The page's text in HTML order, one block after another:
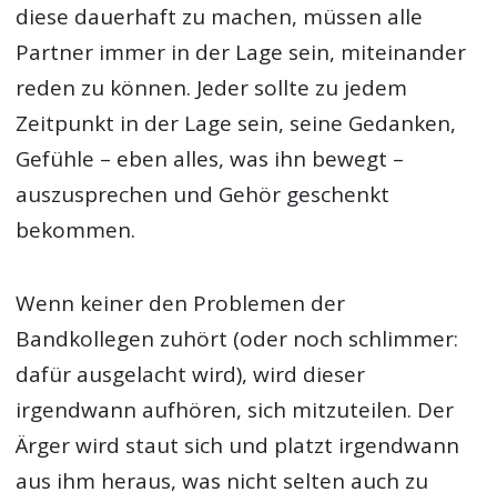
diese dauerhaft zu machen, müssen alle
Partner immer in der Lage sein, miteinander
reden zu können. Jeder sollte zu jedem
Zeitpunkt in der Lage sein, seine Gedanken,
Gefühle – eben alles, was ihn bewegt –
auszusprechen und Gehör geschenkt
bekommen.
Wenn keiner den Problemen der
Bandkollegen zuhört (oder noch schlimmer:
dafür ausgelacht wird), wird dieser
irgendwann aufhören, sich mitzuteilen. Der
Ärger wird staut sich und platzt irgendwann
aus ihm heraus, was nicht selten auch zu